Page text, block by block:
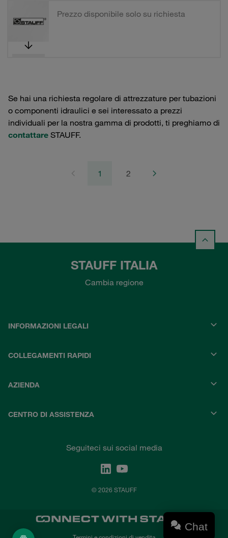
Prezzo disponibile solo su richiesta
Se hai una richiesta regolare di attrezzature per tubazioni
o componenti idraulici e sei interessato a prezzi
individuali per la nostra gamma di prodotti, ti preghiamo di
contattare STAUFF.
1 2
STAUFF ITALIA
Cambia regione
INFORMAZIONI LEGALI
COLLEGAMENTI RAPIDI
AZIENDA
CENTRO DI ASSISTENZA
Seguiteci sui social media
© 2026 STAUFF
Chat